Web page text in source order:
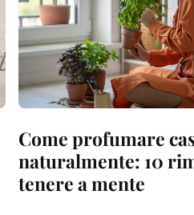
Come profumare
naturalmente: 10
tenere a mente